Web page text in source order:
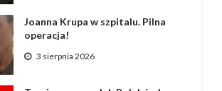
Joanna Krupa w szpitalu. Pilna
operacja!
3 sierpnia 2026